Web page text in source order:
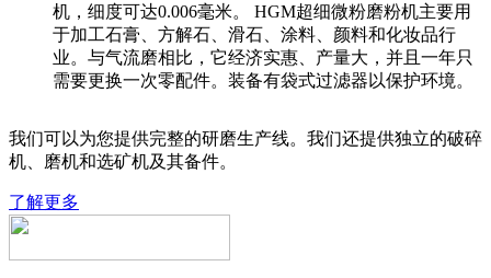
机，细度可达0.006毫米。 HGM超细微粉磨粉机主要用
于加工石膏、方解石、滑石、涂料、颜料和化妆品行
业。与气流磨相比，它经济实惠、产量大，并且一年只
需要更换一次零配件。装备有袋式过滤器以保护环境。
我们可以为您提供完整的研磨生产线。我们还提供独立的破碎
机、磨机和选矿机及其备件。
了解更多